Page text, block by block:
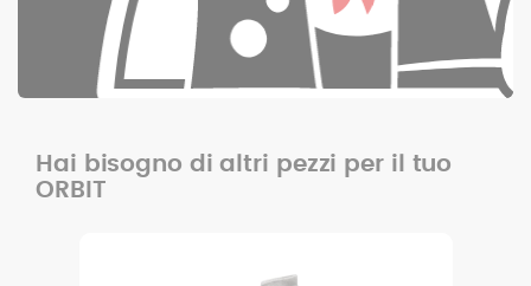
Hai bisogno di altri pezzi per il tuo
ORBIT